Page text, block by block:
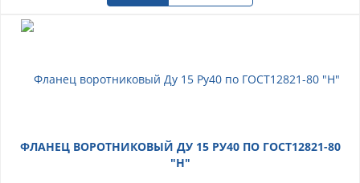
ФЛАНЕЦ ВОРОТНИКОВЫЙ ДУ 15 РУ40 ПО ГОСТ12821-80
"Н"